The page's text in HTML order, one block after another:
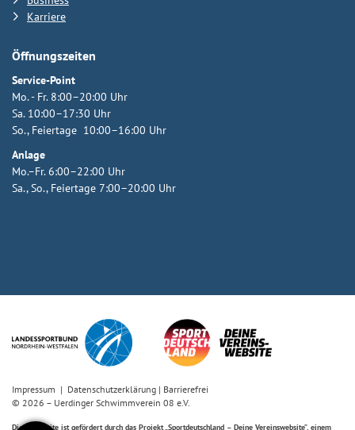
Karriere
Öffnungszeiten
Service-Point
Mo. - Fr. 8:00–20:00 Uhr
Sa. 10:00–17:30 Uhr
So., Feiertage 10:00–16:00 Uhr
Anlage
Mo.–Fr. 6:00–22:00 Uhr
Sa., So., Feiertage 7:00–20:00 Uhr
Impressum | Datenschutzerklärung | Barrierefrei
© 2026 – Uerdinger Schwimmverein 08 e.V.
Diese Website ist gefördert durch das Projekt„Sportdeutschland – Deine Vereinswebsite”, einem